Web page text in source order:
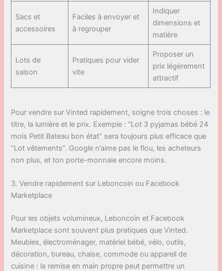
Sacs et
accessoires
Faciles à envoyer et
à regrouper
Indiquer
dimensions et
matière
Lots de
saison
Pratiques pour vider
vite
Proposer un
prix légèrement
attractif
Pour vendre sur Vinted rapidement, soigne trois choses : le
titre, la lumière et le prix. Exemple : “Lot 3 pyjamas bébé 24
mois Petit Bateau bon état” sera toujours plus efficace que
“Lot vêtements”. Google n’aime pas le flou, les acheteurs
non plus, et ton porte-monnaie encore moins.
3. Vendre rapidement sur Leboncoin ou Facebook
Marketplace
Pour les objets volumineux, Leboncoin et Facebook
Marketplace sont souvent plus pratiques que Vinted.
Meubles, électroménager, matériel bébé, vélo, outils,
décoration, bureau, chaise, commode ou appareil de
cuisine : la remise en main propre peut permettre un